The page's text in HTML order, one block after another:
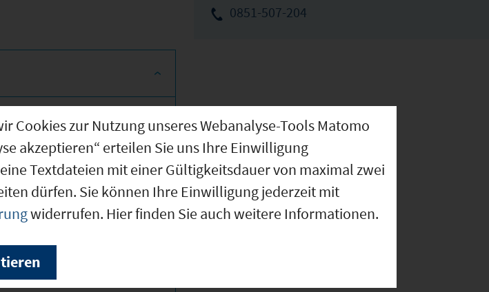
0851-507-204
Cookies zur Nutzung unseres Webanalyse-Tools Matomo
akzeptieren“ erteilen Sie uns Ihre Einwilligung
Textdateien mit einer Gültigkeitsdauer von maximal zwei
dürfen. Sie können Ihre Einwilligung jederzeit mit
widerrufen. Hier finden Sie auch weitere Informationen.